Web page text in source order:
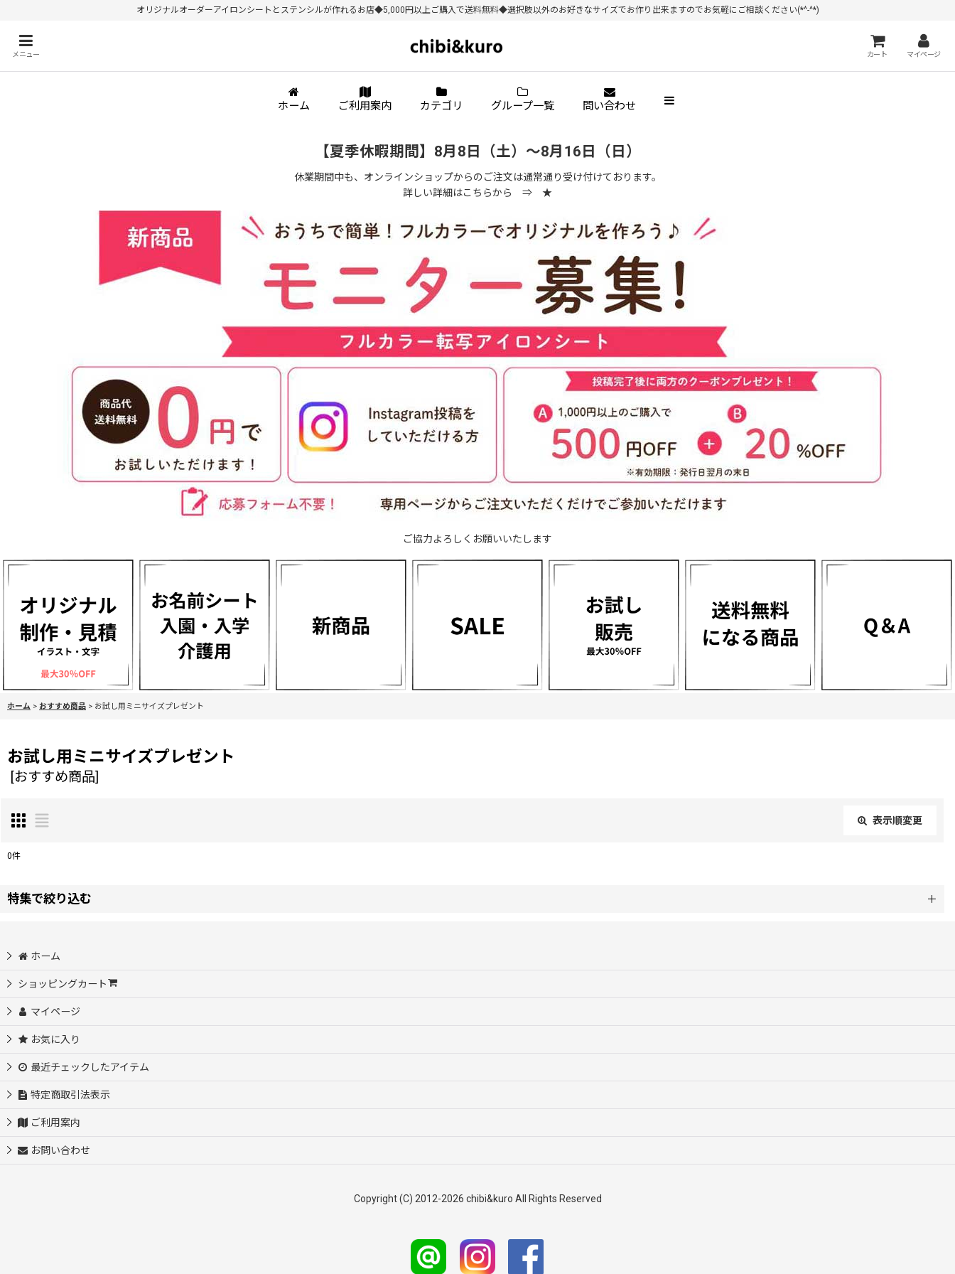
オリジナルオーダーアイロンシートとステンシルが作れるお店◆5,000円以上ご購入で送料無料◆選択肢以外のお好きなサイズでお作り出来ますのでお気軽にご相談ください(*^-^*)
メニュー カート マイページ
ホーム ご利用案内 カテゴリ グループ一覧 問い合わせ
【夏季休暇期間】8月8日（土）～8月16日（日）
休業期間中も、オンラインショップからのご注文は通常通り受け付けております。
詳しい詳細はこちらから ⇒ ★
ご協力よろしくお願いいたします
ホーム > おすすめ商品 > お試し用ミニサイズプレゼント
お試し用ミニサイズプレゼント
[おすすめ商品]
表示順変更
0件
特集で絞り込む
初めての方におすすめ♪サイズ選び不要
自分だけのオリジナルを作ってみよう♪
お名前シート【入園・入学・介護等】
【SALE】
ホーム
ショッピングカート
マイページ
お気に入り
最近チェックしたアイテム
特定商取引法表示
ご利用案内
お問い合わせ
Copyright (C) 2012-2026 chibi&kuro All Rights Reserved